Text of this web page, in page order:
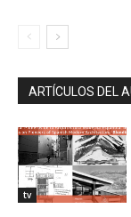
ARTÍCULOS DEL
tv